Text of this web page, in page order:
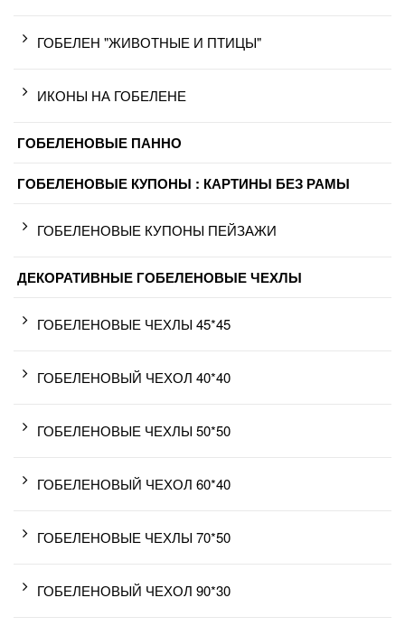
ГОБЕЛЕН "ЖИВОТНЫЕ И ПТИЦЫ"
ИКОНЫ НА ГОБЕЛЕНЕ
ГОБЕЛЕНОВЫЕ ПАННО
ГОБЕЛЕНОВЫЕ КУПОНЫ : КАРТИНЫ БЕЗ РАМЫ
ГОБЕЛЕНОВЫЕ КУПОНЫ ПЕЙЗАЖИ
ДЕКОРАТИВНЫЕ ГОБЕЛЕНОВЫЕ ЧЕХЛЫ
ГОБЕЛЕНОВЫЕ ЧЕХЛЫ 45*45
ГОБЕЛЕНОВЫЙ ЧЕХОЛ 40*40
ГОБЕЛЕНОВЫЕ ЧЕХЛЫ 50*50
ГОБЕЛЕНОВЫЙ ЧЕХОЛ 60*40
ГОБЕЛЕНОВЫЕ ЧЕХЛЫ 70*50
ГОБЕЛЕНОВЫЙ ЧЕХОЛ 90*30